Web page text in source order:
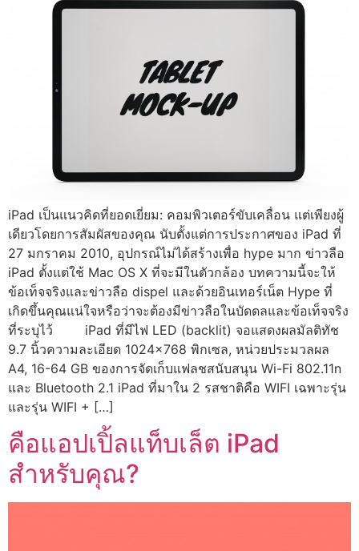
iPad เป็นแนวคิดที่ยอดเยี่ยม: คอมพิวเตอร์ขับเคลื่อน แต่เพียงผู้
เดียวโดยการสัมผัสของคุณ นับตั้งแต่การประกาศของ iPad ที่
27 มกราคม 2010, อุปกรณ์ไม่ได้สร้างเพื่อ hype มาก ข่าวลือ
iPad ตั้งแต่ใช้ Mac OS X ที่จะมีในตัวกล้อง บทความนี้จะให้
ข้อเท็จจริงและข่าวลือ dispel และด้วยอินเทอร์เน็ต Hype ที่
เกิดขึ้นคุณแน่ใจหรือว่าจะต้องมีข่าวลือในบัดดลและข้อเท็จจริง
ที่ระบุไว้ iPad ที่มีไฟ LED (backlit) จอแสดงผลมัลติทัช
9.7 นิ้วความละเอียด 1024×768 พิกเซล, หน่วยประมวลผล
A4, 16-64 GB ของการจัดเก็บแฟลชสนับสนุน Wi-Fi 802.11n
และ Bluetooth 2.1 iPad ที่มาใน 2 รสชาติคือ WIFI เฉพาะรุ่น
และรุ่น WIFI + […]
คือแอปเปิ้ลแท็บเล็ต iPad
สำหรับคุณ?